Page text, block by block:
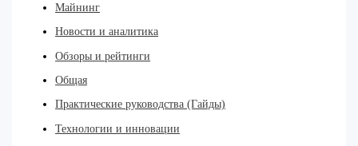
Майнинг
Новости и аналитика
Обзоры и рейтинги
Общая
Практические руководства (Гайды)
Технологии и инновации